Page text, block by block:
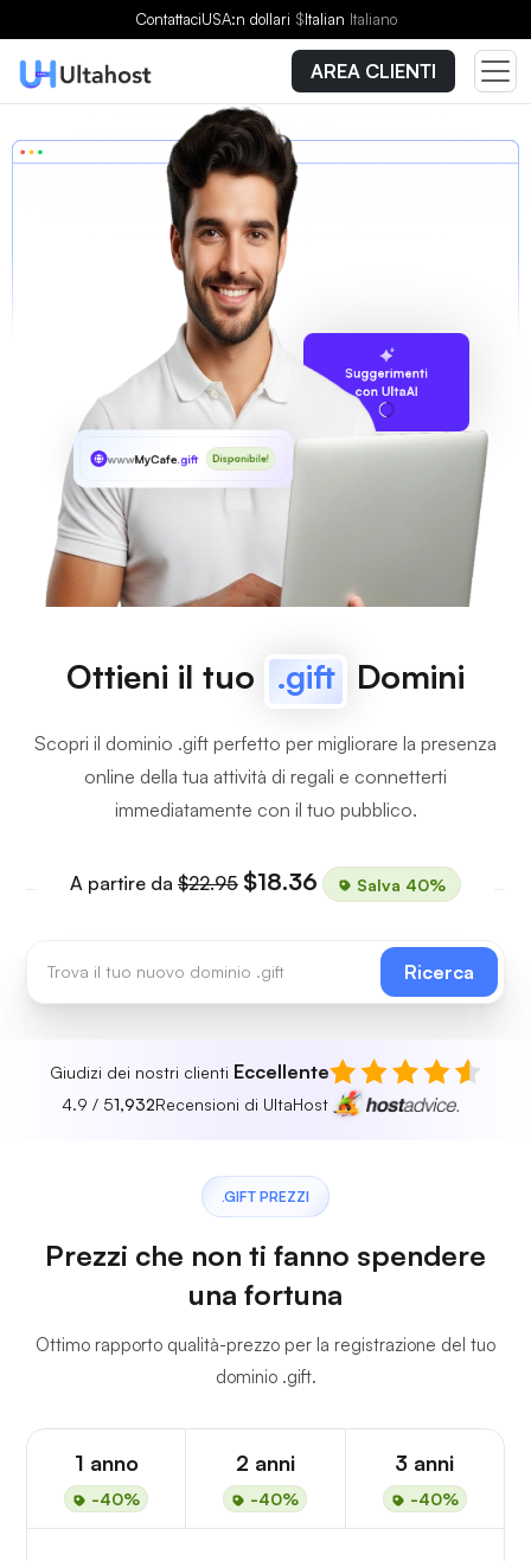
ContattaciUSA:n dollari $Italian Italiano
AREA CLIENTI
Suggerimenti
con UltaAI
wwwMyCafe.gift Disponibile!
Ottieni il tuo .gift Domini
Scopri il dominio .gift perfetto per migliorare la presenza
online della tua attività di regali e connetterti
immediatamente con il tuo pubblico.
A partire da $22.95 $18.36 Salva 40%
Ricerca
Giudizi dei nostri clienti Eccellente
4.9 / 51,932Recensioni di UltaHost
.GIFT PREZZI
Prezzi che non ti fanno spendere
una fortuna
Ottimo rapporto qualità-prezzo per la registrazione del tuo
dominio .gift.
1 anno
-40%
2 anni
-40%
3 anni
-40%